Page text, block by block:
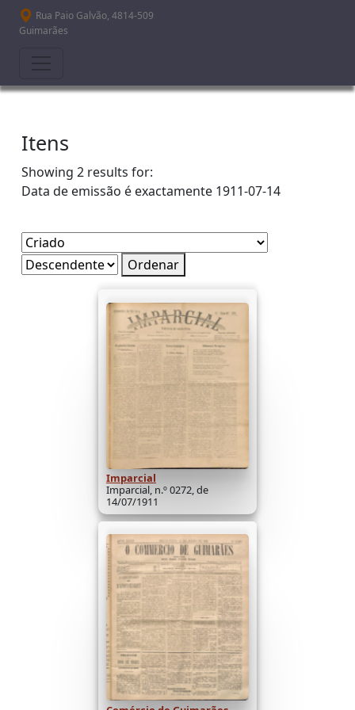
Passar para o conteúdo principal
Rua Paio Galvão, 4814-509
Guimarães
Itens
Showing 2 results for:
Data de emissão é exactamente 1911-07-14
Ordenar
Imparcial
Imparcial, n.º 0272, de
14/07/1911